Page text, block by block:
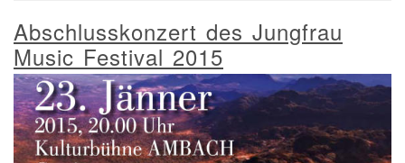
Abschlusskonzert des Jungfrau
Music Festival 2015